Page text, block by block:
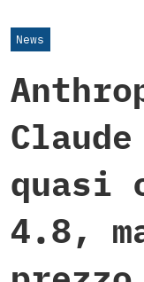
News
quasi
4.8,